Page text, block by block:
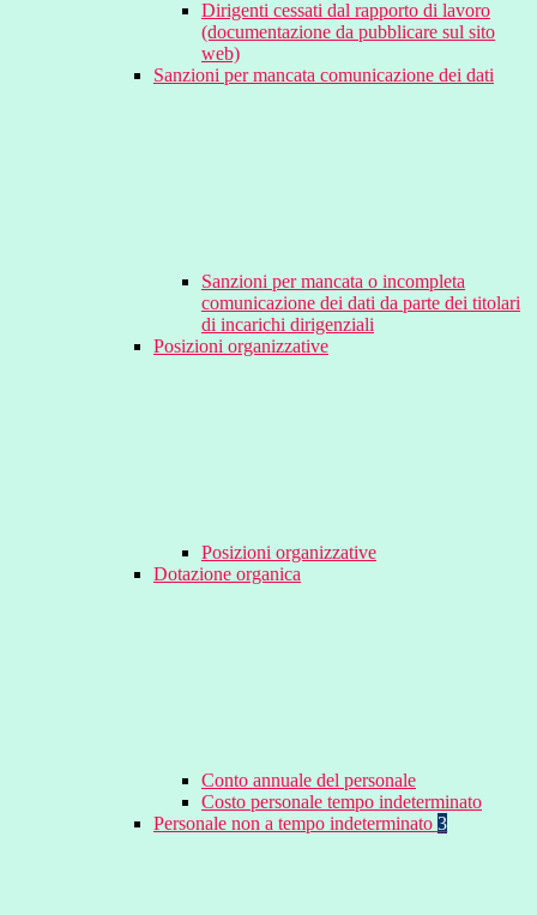
Dirigenti cessati dal rapporto di lavoro
(documentazione da pubblicare sul sito
web)
Sanzioni per mancata comunicazione dei dati
Sanzioni per mancata o incompleta
comunicazione dei dati da parte dei titolari
di incarichi dirigenziali
Posizioni organizzative
Posizioni organizzative
Dotazione organica
Conto annuale del personale
Costo personale tempo indeterminato
Personale non a tempo indeterminato 3